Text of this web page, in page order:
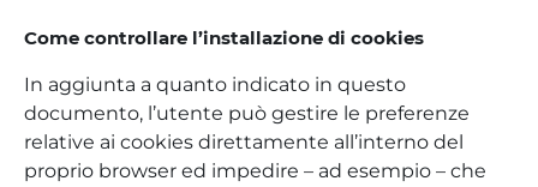
Come controllare l’installazione di cookies
In aggiunta a quanto indicato in questo
documento, l’utente può gestire le preferenze
relative ai cookies direttamente all’interno del
proprio browser ed impedire – ad esempio – che